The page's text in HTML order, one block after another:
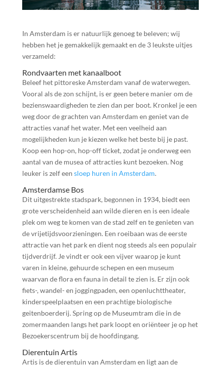
In Amsterdam is er natuurlijk genoeg te beleven; wij
hebben het je gemakkelijk gemaakt en de 3 leukste uitjes
verzameld:
Rondvaarten met kanaalboot
Beleef het pittoreske Amsterdam vanaf de waterwegen.
Vooral als de zon schijnt, is er geen betere manier om de
bezienswaardigheden te zien dan per boot. Kronkel je een
weg door de grachten van Amsterdam en geniet van de
attracties vanaf het water. Met een veelheid aan
mogelijkheden kun je kiezen welke het beste bij je past.
Koop een hop-on, hop-off ticket, zodat je onderweg een
aantal van de musea of attracties kunt bezoeken. Nog
leuker is zelf een sloep huren in Amsterdam.
Amsterdamse Bos
Dit uitgestrekte stadspark, begonnen in 1934, biedt een
grote verscheidenheid aan wilde dieren en is een ideale
plek om weg te komen van de stad zelf en te genieten van
de vrijetijdsvoorzieningen. Een roeibaan was de eerste
attractie van het park en dient nog steeds als een populair
tijdverdrijf. Je vindt er ook een vijver waarop je kunt
varen in kleine, gehuurde schepen en een museum
waarvan de flora en fauna in detail te zien is. Er zijn ook
fiets-, wandel- en joggingpaden, een openluchttheater,
kinderspeelplaatsen en een prachtige biologische
geitenboerderij. Spring op de Museumtram die in de
zomermaanden langs het park loopt en oriënteer je op het
Bezoekerscentrum bij de hoofdingang.
Dierentuin Artis
Artis is de dierentuin van Amsterdam en ligt aan de